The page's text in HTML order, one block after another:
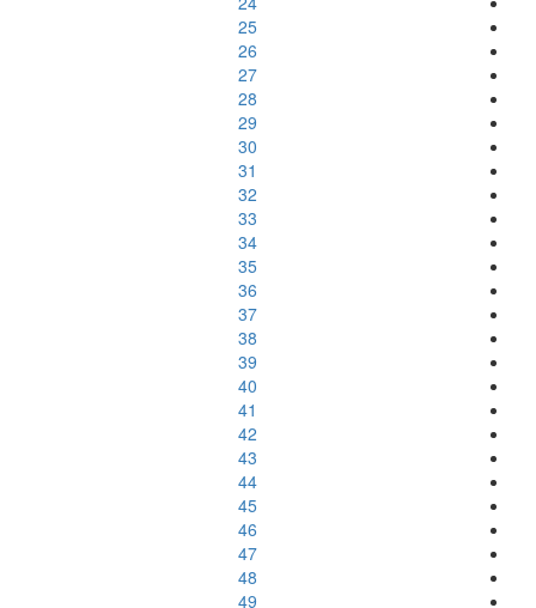
25
26
27
28
29
30
31
32
33
34
35
36
37
38
39
40
41
42
43
44
45
46
47
48
49